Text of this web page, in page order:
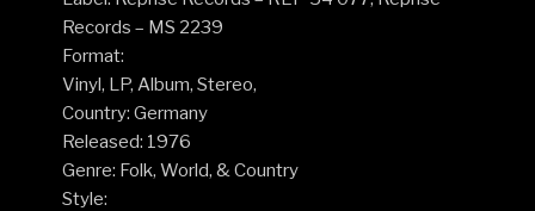
Records – MS 2239
Format:
Vinyl, LP, Album, Stereo,
Country: Germany
Released: 1976
Genre: Folk, World, & Country
Style: